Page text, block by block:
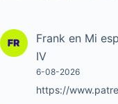
Frank en Mi
IV
6-08-2026
https://